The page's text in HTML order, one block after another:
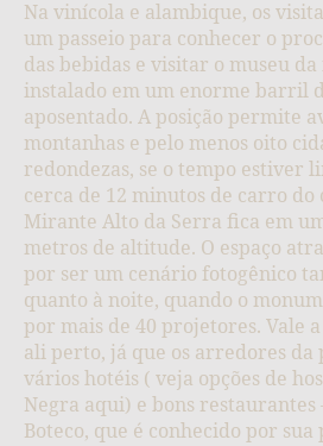
Na vinícola e alambique, os
um passeio para conhecer o
das bebidas e visitar o museu
instalado em um enorme barril
aposentado. A posição permite
montanhas e pelo menos oito
redondezas, se o tempo estiver
cerca de 12 minutos de carro do
Mirante Alto da Serra fica em
metros de altitude. O espaço
por ser um cenário fotogênico
quanto à noite, quando o
por mais de 40 projetores. Vale
ali perto, já que os arredores da
vários hotéis ( veja opções de
Negra aqui) e bons restaurantes
Boteco, que é conhecido por